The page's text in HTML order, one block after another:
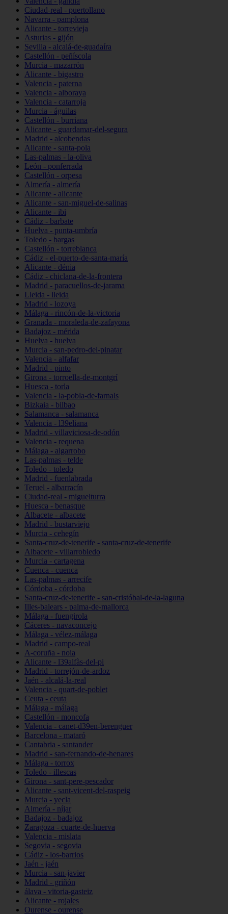
Ciudad-real - puertollano
Navarra - pamplona
Alicante - torrevieja
Asturias - gijón
Sevilla - alcalá-de-guadaíra
Castellón - peñíscola
Murcia - mazarrón
Alicante - bigastro
Valencia - paterna
Valencia - alboraya
Valencia - catarroja
Murcia - águilas
Castellón - burriana
Alicante - guardamar-del-segura
Madrid - alcobendas
Alicante - santa-pola
Las-palmas - la-oliva
León - ponferrada
Castellón - orpesa
Almería - almería
Alicante - alicante
Alicante - san-miguel-de-salinas
Alicante - ibi
Cádiz - barbate
Huelva - punta-umbría
Toledo - bargas
Castellón - torreblanca
Cádiz - el-puerto-de-santa-maría
Alicante - dénia
Cádiz - chiclana-de-la-frontera
Madrid - paracuellos-de-jarama
Lleida - lleida
Madrid - lozoya
Málaga - rincón-de-la-victoria
Granada - moraleda-de-zafayona
Badajoz - mérida
Huelva - huelva
Murcia - san-pedro-del-pinatar
Valencia - alfafar
Madrid - pinto
Girona - torroella-de-montgrí
Huesca - torla
Valencia - la-pobla-de-farnals
Bizkaia - bilbao
Salamanca - salamanca
Valencia - l39eliana
Madrid - villaviciosa-de-odón
Valencia - requena
Málaga - algarrobo
Las-palmas - telde
Toledo - toledo
Madrid - fuenlabrada
Teruel - albarracín
Ciudad-real - miguelturra
Huesca - benasque
Albacete - albacete
Madrid - bustarviejo
Murcia - cehegín
Santa-cruz-de-tenerife - santa-cruz-de-tenerife
Albacete - villarrobledo
Murcia - cartagena
Cuenca - cuenca
Las-palmas - arrecife
Córdoba - córdoba
Santa-cruz-de-tenerife - san-cristóbal-de-la-laguna
Illes-balears - palma-de-mallorca
Málaga - fuengirola
Cáceres - navaconcejo
Málaga - vélez-málaga
Madrid - campo-real
A-coruña - noia
Alicante - l39alfàs-del-pi
Madrid - torrejón-de-ardoz
Jaén - alcalá-la-real
Valencia - quart-de-poblet
Ceuta - ceuta
Málaga - málaga
Castellón - moncofa
Valencia - canet-d39en-berenguer
Barcelona - mataró
Cantabria - santander
Madrid - san-fernando-de-henares
Málaga - torrox
Toledo - illescas
Girona - sant-pere-pescador
Alicante - sant-vicent-del-raspeig
Murcia - yecla
Almería - níjar
Badajoz - badajoz
Zaragoza - cuarte-de-huerva
Valencia - mislata
Segovia - segovia
Cádiz - los-barrios
Jaén - jaén
Murcia - san-javier
Madrid - griñón
álava - vitoria-gasteiz
Alicante - rojales
Ourense - ourense